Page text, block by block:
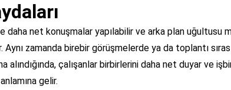
daha net konuşmalar yapılabilir ve arka plan uğultusu
zamanda birebir görüşmelerde ya da toplantı
çalışanlar birbirlerini daha net duyar ve
gelir.